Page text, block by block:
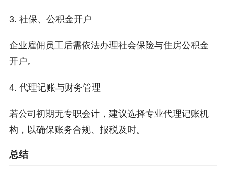
3. 社保、公积金开户
企业雇佣员工后需依法办理社会保险与住房公积金
开户。
4. 代理记账与财务管理
若公司初期无专职会计，建议选择专业代理记账机
构，以确保账务合规、报税及时。
总结